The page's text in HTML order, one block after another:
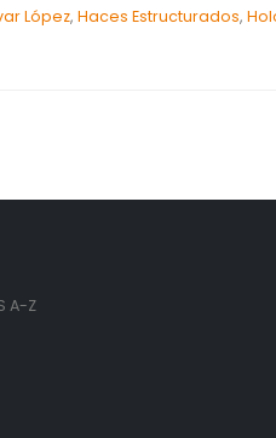
López, Haces Estructurados,
A-Z